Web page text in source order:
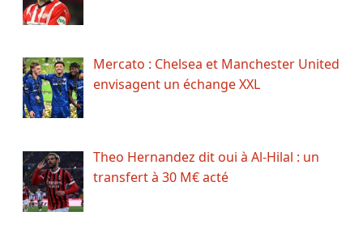
Mercato : Chelsea et Manchester United
envisagent un échange XXL
Theo Hernandez dit oui à Al-Hilal : un
transfert à 30 M€ acté